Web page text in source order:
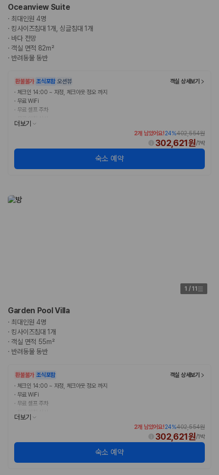
Oceanview Suite
· 최대인원 4명
·킹사이즈침대 1개, 싱글침대 1개
· 바다 전망
·객실 면적 82m²
· 반려동물 동반
환불불가 조식포함 오션뷰
객실 상세보기
· 체크인 14:00 ~ 자정, 체크아웃 정오 까지
· 무료 WiFi
· 무료 셀프 주차
무료 아침 식사
더보기
2개 남았어요!24%402,554원
302,621원/1박
숙소 예약
1 / 11
Garden Pool Villa
· 최대인원 4명
·킹사이즈침대 1개
·객실 면적 55m²
· 반려동물 동반
환불불가 조식포함
객실 상세보기
· 체크인 14:00 ~ 자정, 체크아웃 정오 까지
· 무료 WiFi
· 무료 셀프 주차
무료 아침 식사
더보기
2개 남았어요!24%402,554원
302,621원/1박
숙소 예약